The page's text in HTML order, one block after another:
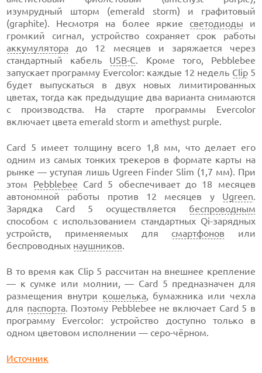
изумрудный шторм (emerald storm) и графитовый
(graphite). Несмотря на более яркие светодиоды и
громкий сигнал, устройство сохраняет срок работы
аккумулятора до 12 месяцев и заряжается через
стандартный кабель USB-C. Кроме того, Pebblebee
запускает программу Evercolor: каждые 12 недель Clip5
будет выпускаться в двух новых лимитированных
цветах, тогда как предыдущие два варианта снимаются
с производства. На старте программы Evercolor
включает цвета emerald storm и amethyst purple.
Card 5 имеет толщину всего 1,8 мм, что делает его
одним из самых тонких трекеров в формате карты на
рынке — уступая лишь Ugreen Finder Slim (1,7 мм). При
этом Pebblebee Card 5 обеспечивает до 18 месяцев
автономной работы против 12 месяцев у Ugreen.
Зарядка Card 5 осуществляется беспроводным
способом с использованием стандартных Qi-зарядных
устройств, применяемых для смартфонов или
беспроводных наушников.
В то время как Clip 5 рассчитан на внешнее крепление
— к сумке или молнии, — Card 5 предназначен для
размещения внутри кошелька, бумажника или чехла
для паспорта. Поэтому Pebblebee не включает Card 5 в
программу Evercolor: устройство доступно только в
одном цветовом исполнении — серо-чёрном.
Источник